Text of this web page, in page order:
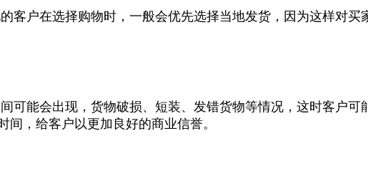
客户在选择购物时，一般会优先选择当地发货，因为这样对买
可能会出现，货物破损、短装、发错货物等情况，这时客户
，给客户以更加良好的商业信誉。